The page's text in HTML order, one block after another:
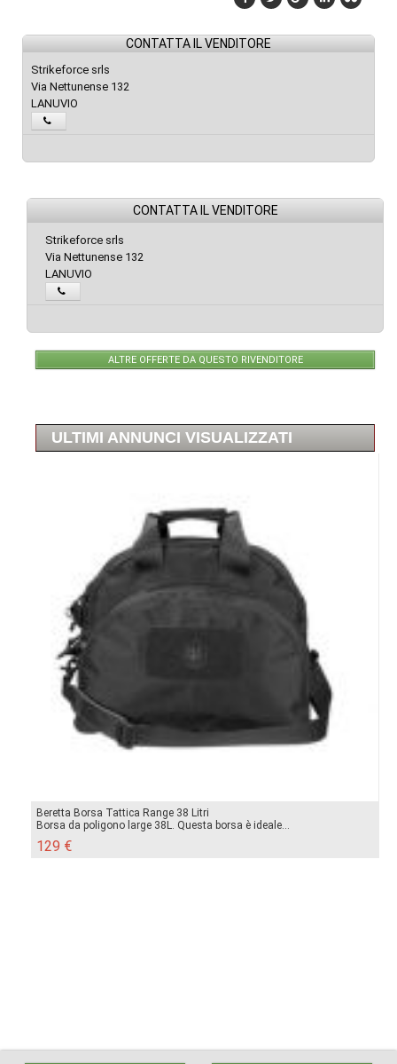
CONTATTA IL VENDITORE
Strikeforce srls
Via Nettunense 132
LANUVIO
CONTATTA IL VENDITORE
Strikeforce srls
Via Nettunense 132
LANUVIO
ALTRE OFFERTE DA QUESTO RIVENDITORE
ULTIMI ANNUNCI VISUALIZZATI
Beretta Borsa Tattica Range 38 Litri
Borsa da poligono large 38L. Questa borsa è ideale...
129 €